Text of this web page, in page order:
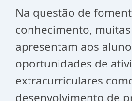
Na questão de
conhecimento,
apresentam aos
oportunidades de
extracurriculares
desenvolvimento de